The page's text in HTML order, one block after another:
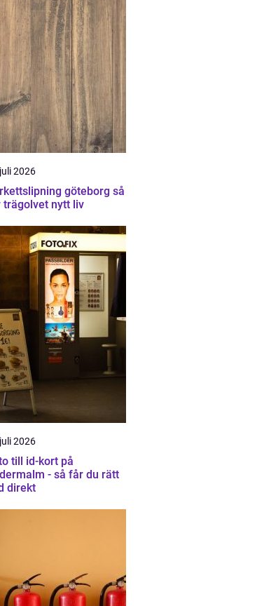
2026
göteborg så
trägolvet nytt liv
2026
till id-kort på
- så får du rätt
direkt